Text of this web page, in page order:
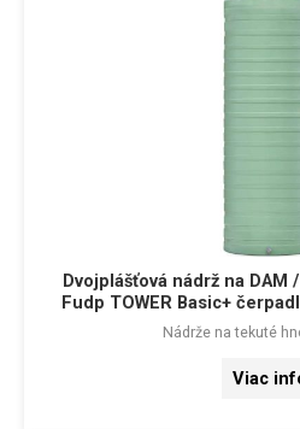
Dvojplášťová nádrž na DAM
Fudp TOWER Basic+
Nádrže na tekuté
Viac